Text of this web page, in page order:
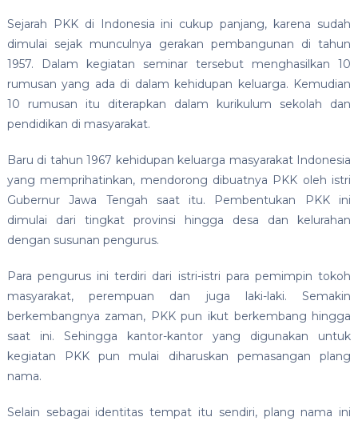
Sejarah PKK di Indonesia ini cukup panjang, karena sudah
dimulai sejak munculnya gerakan pembangunan di tahun
1957. Dalam kegiatan seminar tersebut menghasilkan 10
rumusan yang ada di dalam kehidupan keluarga. Kemudian
10 rumusan itu diterapkan dalam kurikulum sekolah dan
pendidikan di masyarakat.
Baru di tahun 1967 kehidupan keluarga masyarakat Indonesia
yang memprihatinkan, mendorong dibuatnya PKK oleh istri
Gubernur Jawa Tengah saat itu. Pembentukan PKK ini
dimulai dari tingkat provinsi hingga desa dan kelurahan
dengan susunan pengurus.
Para pengurus ini terdiri dari istri-istri para pemimpin tokoh
masyarakat, perempuan dan juga laki-laki. Semakin
berkembangnya zaman, PKK pun ikut berkembang hingga
saat ini. Sehingga kantor-kantor yang digunakan untuk
kegiatan PKK pun mulai diharuskan pemasangan plang
nama.
Selain sebagai identitas tempat itu sendiri, plang nama ini